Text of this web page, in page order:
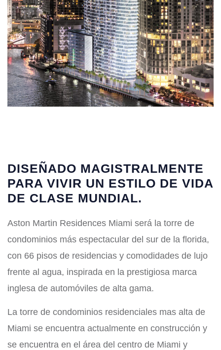
DISEÑADO MAGISTRALMENTE
PARA VIVIR UN ESTILO DE VIDA
DE CLASE MUNDIAL.
Aston Martin Residences Miami será la torre de
condominios más espectacular del sur de la florida,
con 66 pisos de residencias y comodidades de lujo
frente al agua, inspirada en la prestigiosa marca
inglesa de automóviles de alta gama.
La torre de condominios residenciales mas alta de
Miami se encuentra actualmente en construcción y
se encuentra en el área del centro de Miami y